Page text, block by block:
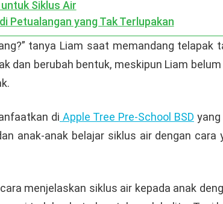
Siklus Air
Petualangan yang Tak Terlupakan
tanya Liam saat memandang
dan berubah bentuk, meskipun Liam
di Apple Tree Pre-School BSD yang
anak-anak belajar siklus air dengan
menjelaskan siklus air kepada anak